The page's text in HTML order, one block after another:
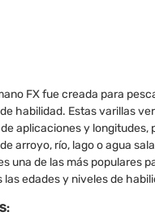
FX fue creada para
habilidad. Estas varillas
aplicaciones y longitudes,
arroyo, río, lago o agua
una de las más populares
edades y niveles de